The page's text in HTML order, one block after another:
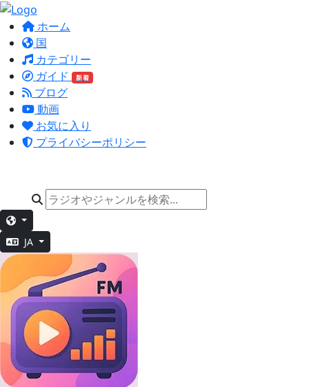
ホーム
国
カテゴリー
ガイド
新着
ブログ
動画
お気に入り
プライバシーポリシー
JA